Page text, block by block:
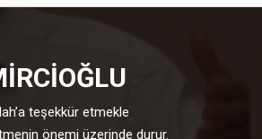
teşekkür etmekle
önemi üzerinde durur.